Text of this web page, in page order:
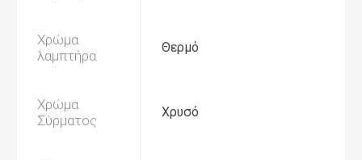
Χρώμα
λαμπτήρα
Θερμό
Χρώμα
Σύρματος
Χρυσό